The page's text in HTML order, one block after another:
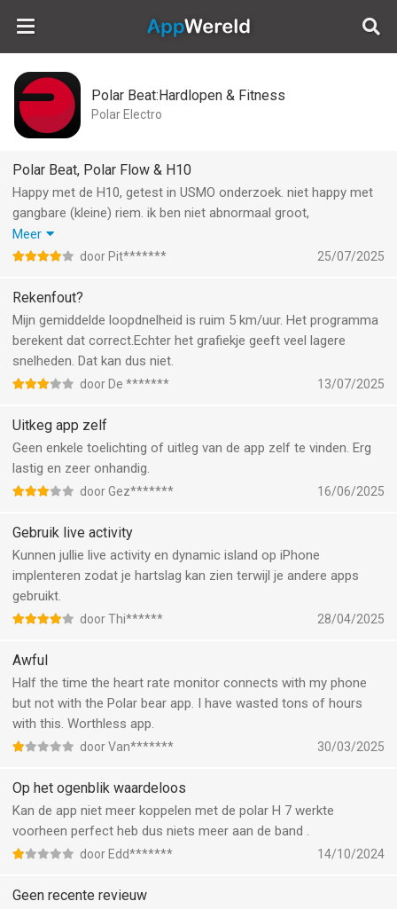
AppWereld
Polar Beat:Hardlopen & Fitness
Polar Electro
Polar Beat, Polar Flow & H10
Happy met de H10, getest in USMO onderzoek. niet happy met
gangbare (kleine) riem. ik ben niet abnormaal groot,
borstkasomvang 104 cm. moet ik aparte grote belt
aanschaffen, waarom? moeilijk te krijgen…. Polar Best fijne app,
mogelijkheid Max HR aan te passen . verwarrend dat Polar 2
apps promoot, ik zie geen zones in Flow… beide simultaan
getest. voor zone training is Best prima, zeer betrouwbaar en
simpel. waarom heeft Polar andere zones dan bijv. KNWU app?
of sportfysiologische conventies?
volgens sportarts best om een riem te gebruiken.
Meer
door Pit******* 25/07/2025
Rekenfout?
Mijn gemiddelde loopdnelheid is ruim 5 km/uur. Het programma
berekent dat correct.Echter het grafiekje geeft veel lagere
snelheden. Dat kan dus niet.
door De ******* 13/07/2025
Uitkeg app zelf
Geen enkele toelichting of uitleg van de app zelf te vinden. Erg
lastig en zeer onhandig.
door Gez******* 16/06/2025
Gebruik live activity
Kunnen jullie live activity en dynamic island op iPhone
implenteren zodat je hartslag kan zien terwijl je andere apps
gebruikt.
door Thi****** 28/04/2025
Awful
Half the time the heart rate monitor connects with my phone
but not with the Polar bear app. I have wasted tons of hours
with this. Worthless app.
door Van******* 30/03/2025
Op het ogenblik waardeloos
Kan de app niet meer koppelen met de polar H 7 werkte
voorheen perfect heb dus niets meer aan de band .
door Edd******* 14/10/2024
Geen recente revieuw